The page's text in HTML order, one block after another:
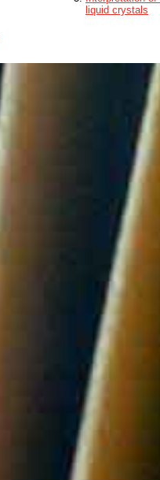
Drugi - Drug
financ.:
H2020
projekta:
TRANSPORT
NANOTRANS
NSF - National
projekta:
MRSEC DMR-
liquid crystals